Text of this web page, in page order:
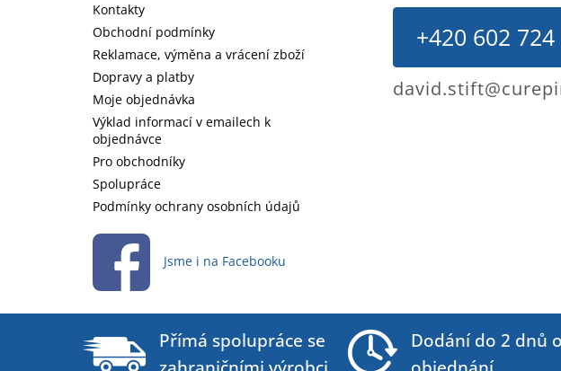
Kontakty
Obchodní podmínky
Reklamace, výměna a vrácení zboží
Dopravy a platby
Moje objednávka
Výklad informací v emailech k
objednávce
Pro obchodníky
Spolupráce
Podmínky ochrany osobních údajů
Jsme i na Facebooku
+420 602 724
Přímá spolupráce se
Dodání do 2 dnů